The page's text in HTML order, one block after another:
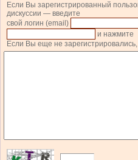
Если Вы зарегистрированный
дискуссии — введите
свой логин (email)
и нажмите
Если Вы еще не